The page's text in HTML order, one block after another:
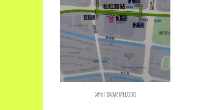
淞虹路駅周辺図